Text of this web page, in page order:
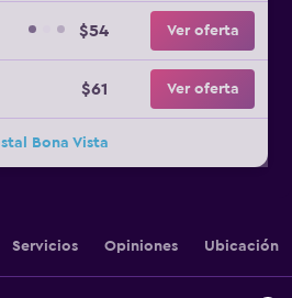
$54 Ver oferta
$61 Ver oferta
Bona Vista
Servicios Opiniones Ubicación